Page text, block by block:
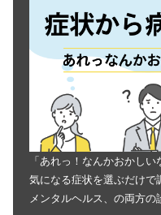
「あれっ！なんかおかし
気になる症状を選ぶだけで
メンタルヘルス、の両方の